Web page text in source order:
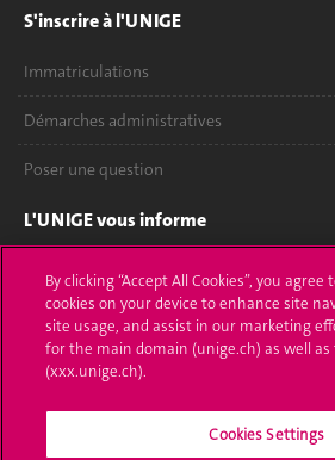
S'inscrire à l'UNIGE
Immatriculations
Démarches administratives
Poser une question
L'UNIGE vous informe
UNIGE Mobile
Médias
Offres d'emploi
Bibliothèque
By clicking “Accept All Cookies”, you
cookies on your device to enhance site
site usage, and assist in our marketing
for the main domain (unige.ch) as well
(xxx.unige.ch).
Cookies Settings